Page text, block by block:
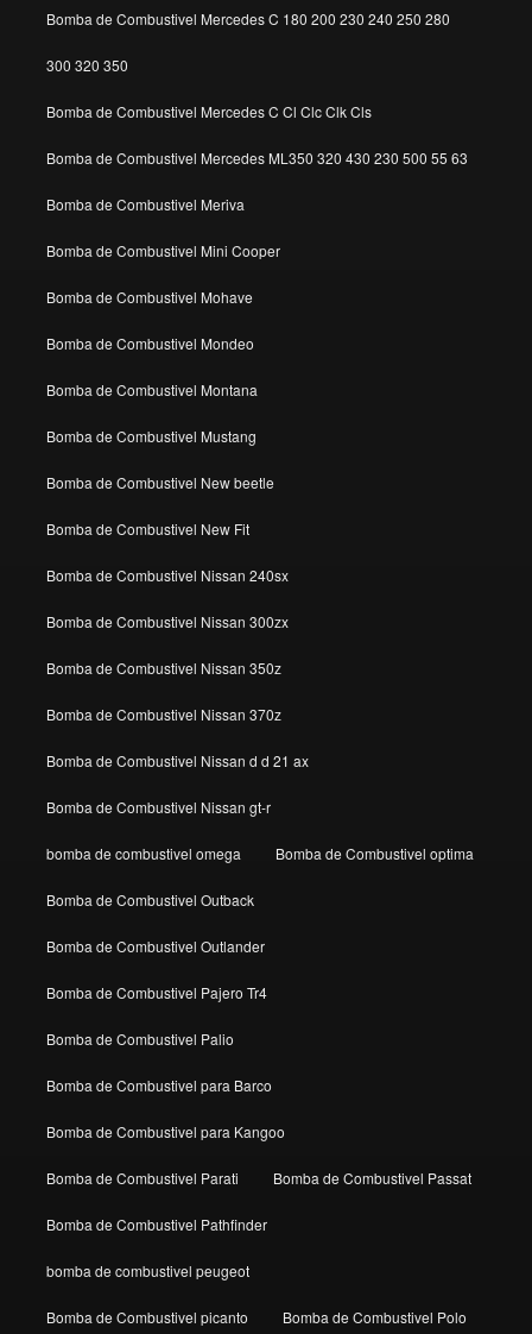
Bomba de Combustivel Mercedes C 180 200 230 240 250 280
300 320 350
Bomba de Combustivel Mercedes C Cl Clc Clk Cls
Bomba de Combustivel Mercedes ML350 320 430 230 500 55 63
Bomba de Combustivel Meriva
Bomba de Combustivel Mini Cooper
Bomba de Combustivel Mohave
Bomba de Combustivel Mondeo
Bomba de Combustivel Montana
Bomba de Combustivel Mustang
Bomba de Combustivel New beetle
Bomba de Combustivel New Fit
Bomba de Combustivel Nissan 240sx
Bomba de Combustivel Nissan 300zx
Bomba de Combustivel Nissan 350z
Bomba de Combustivel Nissan 370z
Bomba de Combustivel Nissan d d 21 ax
Bomba de Combustivel Nissan gt-r
bomba de combustivel omega Bomba de Combustivel optima
Bomba de Combustivel Outback
Bomba de Combustivel Outlander
Bomba de Combustivel Pajero Tr4
Bomba de Combustivel Palio
Bomba de Combustivel para Barco
Bomba de Combustivel para Kangoo
Bomba de Combustivel Parati Bomba de Combustivel Passat
Bomba de Combustivel Pathfinder
bomba de combustivel peugeot
Bomba de Combustivel picanto Bomba de Combustivel Polo